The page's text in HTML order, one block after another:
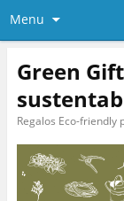
Menu
Green
Regalos Eco-friendly